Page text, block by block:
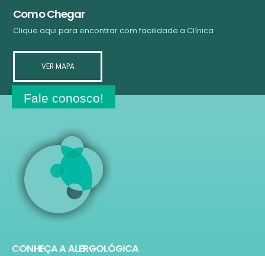
Como Chegar
Clique aqui para encontrar com facilidade a Clínica
VER MAPA
Fale conosco!
CONHEÇA A ALERGOLÓGICA